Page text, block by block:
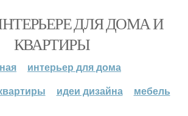
ДЛЯ ДОМА И
КВАРТИРЫ
интерьер для дома
идеи дизайна мебель